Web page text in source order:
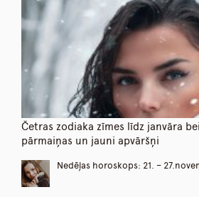
Četras zodiaka zīmes līdz janvāra
pārmaiņas un jauni apvāršņi
Nedēļas horoskops: 21. –